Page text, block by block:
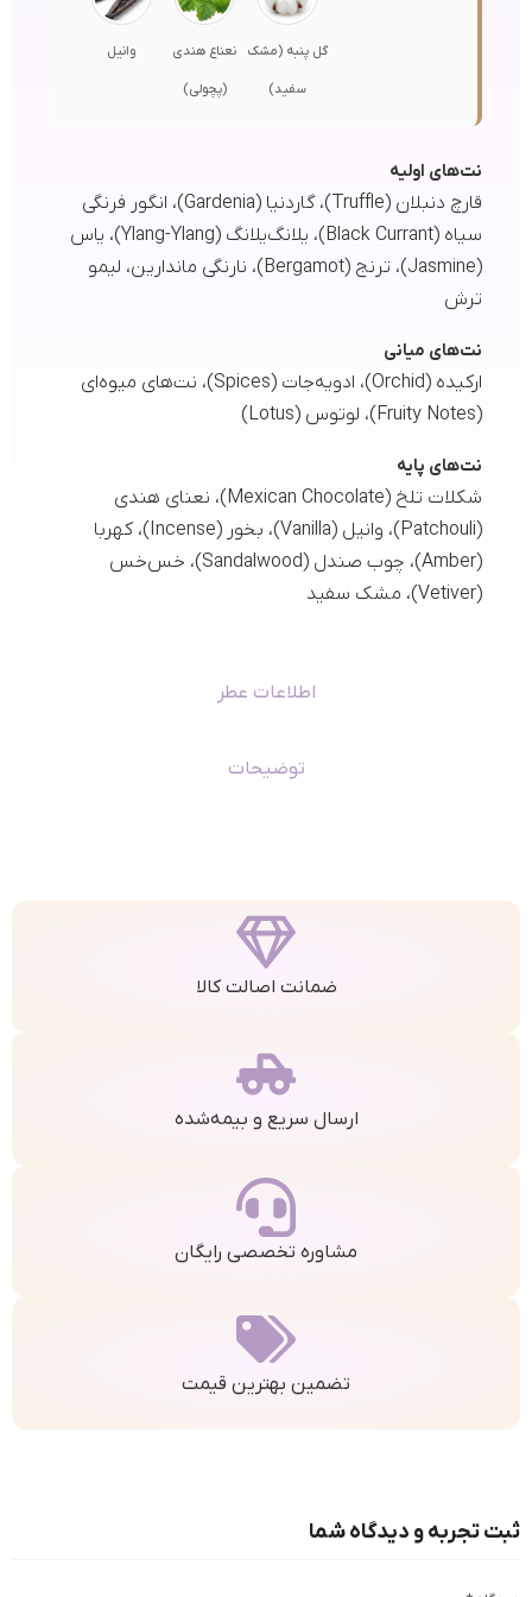
اطلاعات عطر
توضیحات
گل پنبه (مشک
سفید)
نعناع هندی
(پچولی)
وانیل
نت‌های اولیه
قارچ دنبلان (Truffle)، گاردنیا (Gardenia)، انگور فرنگی
سیاه (Black Currant)، یلانگ‌یلانگ (Ylang-Ylang)، یاس
(Jasmine)، ترنج (Bergamot)، نارنگی ماندارین، لیمو
ترش
نت‌های میانی
ارکیده (Orchid)، ادویه‌جات (Spices)، نت‌های میوه‌ای
(Fruity Notes)، لوتوس (Lotus)
نت‌های پایه
شکلات تلخ (Mexican Chocolate)، نعنای هندی
(Patchouli)، وانیل (Vanilla)، بخور (Incense)، کهربا
(Amber)، چوب صندل (Sandalwood)، خس‌خس
(Vetiver)، مشک سفید
ضمانت اصالت کالا
ارسال سریع و بیمه‌شده
مشاوره تخصصی رایگان
تضمین بهترین قیمت
ثبت تجربه و دیدگاه شما